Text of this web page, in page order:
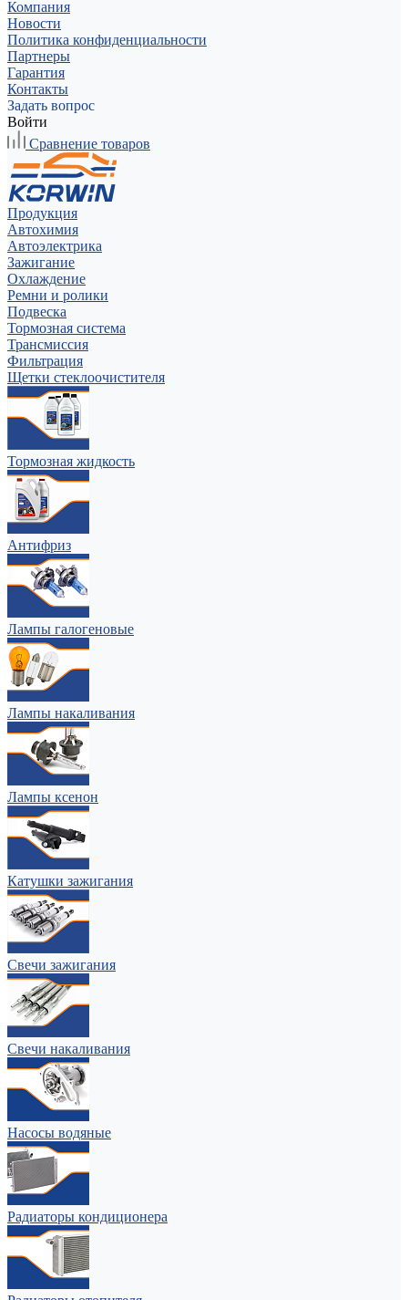
Компания
Новости
Политика конфиденциальности
Партнеры
Гарантия
Контакты
Задать вопрос
Войти
Сравнение товаров
Продукция
Автохимия
Автоэлектрика
Зажигание
Охлаждение
Ремни и ролики
Подвеска
Тормозная система
Трансмиссия
Фильтрация
Щетки стеклоочистителя
Тормозная жидкость
Антифриз
Лампы галогеновые
Лампы накаливания
Лампы ксенон
Катушки зажигания
Свечи зажигания
Свечи накаливания
Насосы водяные
Радиаторы кондиционера